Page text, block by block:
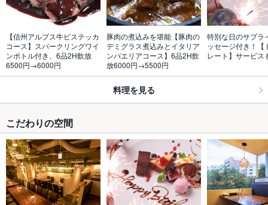
【信州アルプス牛ビステッカ
コース】スパークリングワイ
ンボトル付き、6品2H飲放
6500円→6000円
豚肉の煮込みを堪能【豚肉の
デミグラス煮込みとイタリア
ンパエリアコース】6品2H飲
放6000円→5500円
特別な日のサプ
ッセージ付き！【
レート】サービス
料理を見る
こだわりの空間